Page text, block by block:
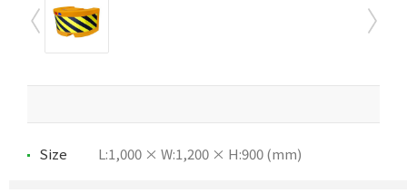
Size L:1,000 × W:1,200 × H:900 (mm)